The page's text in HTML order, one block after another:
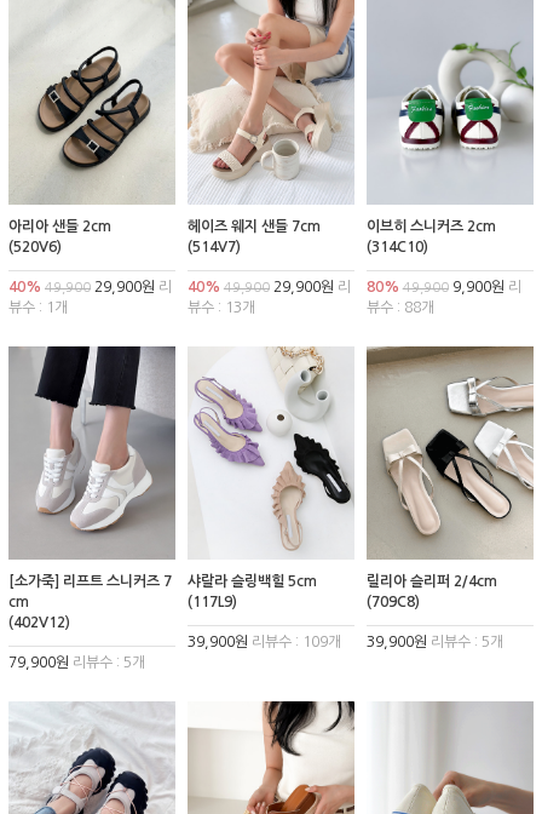
아리아 샌들 2cm
(520V6)
40% 49,900 29,900원 리
뷰수 : 1개
헤이즈 웨지 샌들 7cm
(514V7)
40% 49,90029,900원 리
뷰수 : 13개
이브히 스니커즈 2cm
(314C10)
80% 49,9009,900원 리
뷰수 : 88개
[소가죽] 리프트 스니커즈 7
cm
(402V12)
79,900원 리뷰수 : 5개
샤랄라 슬링백힐 5cm
(117L9)
39,900원 리뷰수 : 109개
릴리아 슬리퍼 2/4cm
(709C8)
39,900원 리뷰수 : 5개